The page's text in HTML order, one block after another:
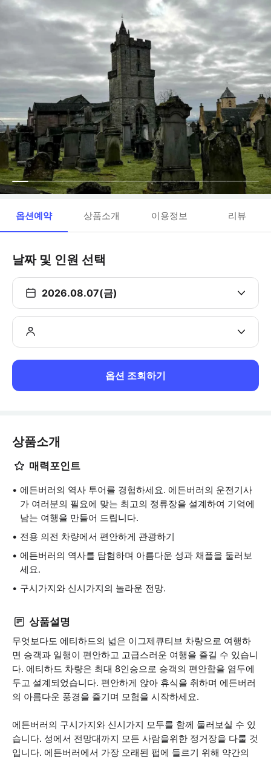
옵션예약 상품소개 이용정보 리뷰
날짜 및 인원 선택
2026.08.07(금)
옵션 조회하기
상품소개
매력포인트
에든버러의 역사 투어를 경험하세요. 에든버러의 운전기사
가 여러분의 필요에 맞는 최고의 정류장을 설계하여 기억에
남는 여행을 만들어 드립니다.
전용 의전 차량에서 편안하게 관광하기
에든버러의 역사를 탐험하며 아름다운 성과 채플을 둘러보
세요.
구시가지와 신시가지의 놀라운 전망.
상품설명
무엇보다도 에티하드의 넓은 이그제큐티브 차량으로 여행하
면 승객과 일행이 편안하고 고급스러운 여행을 즐길 수 있습니
다. 에티하드 차량은 최대 8인승으로 승객의 편안함을 염두에
두고 설계되었습니다. 편안하게 앉아 휴식을 취하며 에든버러
의 아름다운 풍경을 즐기며 모험을 시작하세요.
에든버러의 구시가지와 신시가지 모두를 함께 둘러보실 수 있
습니다. 성에서 전망대까지 모든 사람을위한 정거장을 다룰 것
입니다. 에든버러에서 가장 오래된 펍에 들르기 위해 약간의